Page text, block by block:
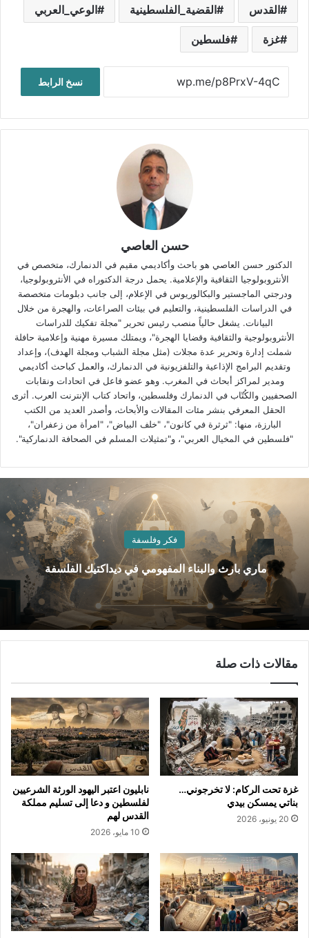
القدس القضية_الفلسطينية الوعي_العربي
غزة فلسطين
نسخ الرابط
حسن العاصي
الدكتور حسن العاصي هو باحث وأكاديمي مقيم في الدنمارك، متخصص في
الأنثروبولوجيا الثقافية والإعلامية. يحمل درجة الدكتوراه في الأنثروبولوجيا،
ودرجتي الماجستير والبكالوريوس في الإعلام، إلى جانب دبلومات متخصصة
في الدراسات الفلسطينية، والتعليم في بيئات الصراعات، والهجرة من خلال
البيانات. يشغل حالياً منصب رئيس تحرير "مجلة تفكيك للدراسات
الأنثروبولوجية والثقافية وقضايا الهجرة"، ويمتلك مسيرة مهنية وإعلامية حافلة
شملت إدارة وتحرير عدة مجلات (مثل مجلة الشباب ومجلة الهدف)، وإعداد
وتقديم البرامج الإذاعية والتلفزيونية في الدنمارك، والعمل كباحث أكاديمي
ومدير لمراكز أبحاث في المغرب. وهو عضو فاعل في اتحادات ونقابات
الصحفيين والكُتّاب في الدنمارك وفلسطين، واتحاد كتاب الإنترنت العرب. أثرى
الحقل المعرفي بنشر مئات المقالات والأبحاث، وأصدر العديد من الكتب
البارزة، منها: "ثرثرة في كانون"، "خلف البياض"، "امرأة من زعفران"،
"فلسطين في المخيال العربي"، و"تمثيلات المسلم في الصحافة الدنماركية".
فكر وفلسفة
ماري بارث والبناء المفهومي في ديداكتيك الفلسفة
مقالات ذات صلة
غزة تحت الركام: لا تخرجوني…
بناتي يمسكن بيدي
20 يونيو، 2026
نابليون اعتبر اليهود الورثة الشرعيين
لفلسطين و دعا إلى تسليم مملكة
القدس لهم
10 مايو، 2026